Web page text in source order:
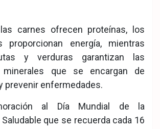
carnes ofrecen proteínas, los
proporcionan energía, mientras
y verduras garantizan las
que se encargan de
prevenir enfermedades.
al Día Mundial de la
que se recuerda cada 16